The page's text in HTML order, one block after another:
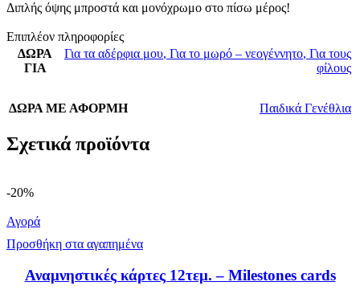
Διπλής όψης μπροστά και μονόχρωμο στο πίσω μέρος!
Επιπλέον πληροφορίες
ΔΩΡΑ
ΓΙΑ
Για τα αδέρφια μου, Για το μωρό – νεογέννητο, Για τους
φίλους
ΔΩΡΑ ΜΕ ΑΦΟΡΜΗ Παιδικά Γενέθλια
Σχετικά προϊόντα
-20%
Αγορά
Προσθήκη στα αγαπημένα
Αναμνηστικές κάρτες 12τεμ. – Milestones cards